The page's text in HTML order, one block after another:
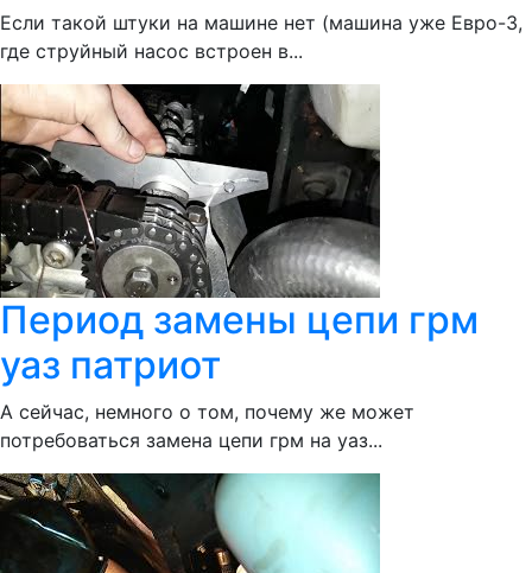
Если такой штуки на машине нет (машина уже Евро-3,
где струйный насос встроен в...
Период замены цепи грм
уаз патриот
А сейчас, немного о том, почему же может
потребоваться замена цепи грм на уаз...